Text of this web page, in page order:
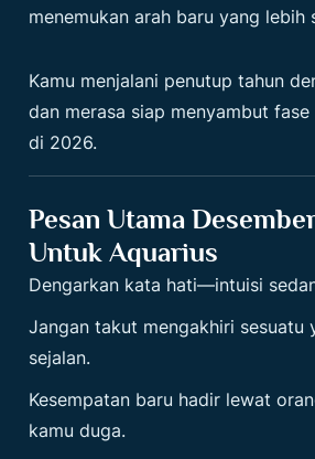
menemukan arah baru yang lebih
Kamu menjalani penutup tahun
dan merasa siap menyambut
di 2026.
Pesan Utama
Untuk Aquarius
Dengarkan kata hati—intuisi
Jangan takut mengakhiri sesuatu
sejalan.
Kesempatan baru hadir lewat
kamu duga.